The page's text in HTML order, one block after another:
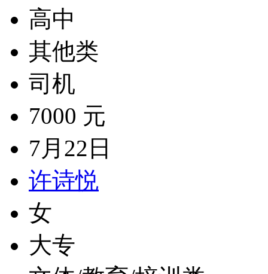
高中
其他类
司机
7000 元
7月22日
许诗悦
女
大专